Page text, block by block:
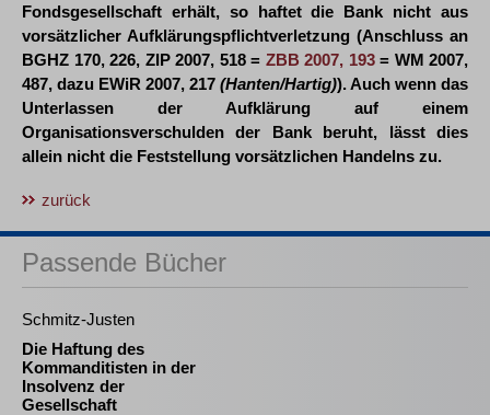
Fondsgesellschaft erhält, so haftet die Bank nicht aus
vorsätzlicher Aufklärungspflichtverletzung (Anschluss an
BGHZ 170, 226, ZIP 2007, 518 = ZBB 2007, 193= WM 2007,
487, dazu EWiR 2007, 217 (Hanten/Hartig)). Auch wenn das
Unterlassen der Aufklärung auf einem
Organisationsverschulden der Bank beruht, lässt dies
allein nicht die Feststellung vorsätzlichen Handelns zu.
zurück
Passende Bücher
Schmitz-Justen
Die Haftung des
Kommanditisten in der
Insolvenz der
Gesellschaft